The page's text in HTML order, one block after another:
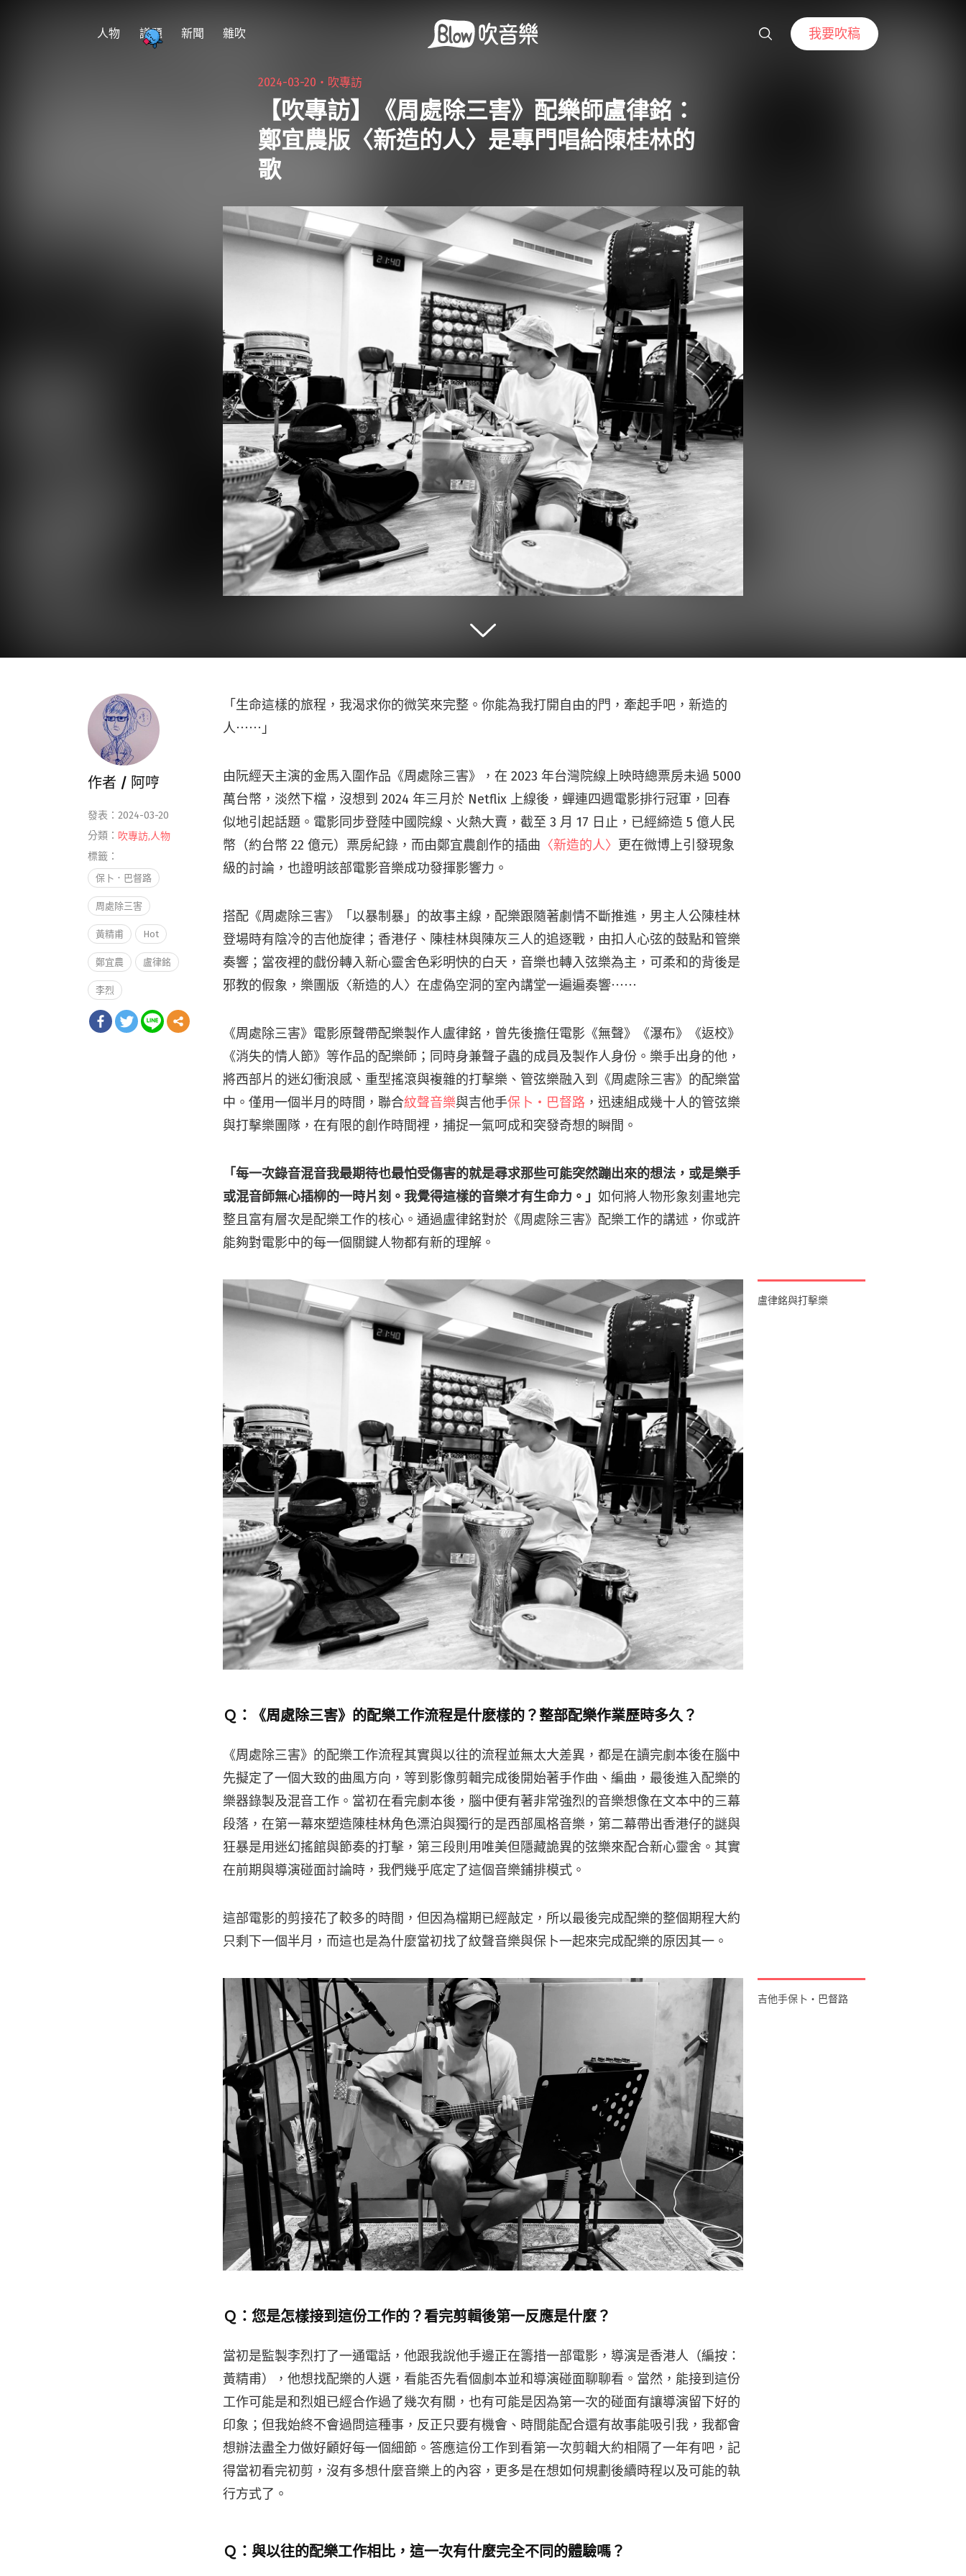
人物 議題 新聞 雜吹 我要吹稿
2024-03-20・ 吹專訪
【吹專訪】《周處除三害》配樂師盧律銘：
鄭宜農版〈新造的人〉是專門唱給陳桂林的
歌
「生命這樣的旅程，我渴求你的微笑來完整。你能為我打開自由的門，牽起手吧，新造的
人⋯⋯」
由阮經天主演的金馬入圍作品《周處除三害》，在 2023 年台灣院線上映時總票房未過 5000
萬台幣，淡然下檔，沒想到 2024 年三月於 Netflix 上線後，蟬連四週電影排行冠軍，回春
似地引起話題。電影同步登陸中國院線、火熱大賣，截至 3 月 17 日止，已經締造 5 億人民
幣（約台幣 22 億元）票房紀錄，而由鄭宜農創作的插曲 〈新造的人〉 更在微博上引發現象
級的討論，也證明該部電影音樂成功發揮影響力。
搭配《周處除三害》「以暴制暴」的故事主線，配樂跟隨著劇情不斷推進，男主人公陳桂林
登場時有陰冷的吉他旋律；香港仔、陳桂林與陳灰三人的追逐戰，由扣人心弦的鼓點和管樂
奏響；當夜裡的戲份轉入新心靈舍色彩明快的白天，音樂也轉入弦樂為主，可柔和的背後是
邪教的假象，樂團版〈新造的人〉在虛偽空洞的室內講堂一遍遍奏響⋯⋯
《周處除三害》電影原聲帶配樂製作人盧律銘，曾先後擔任電影《無聲》《瀑布》《返校》
《消失的情人節》等作品的配樂師；同時身兼聲子蟲的成員及製作人身份。樂手出身的他，
將西部片的迷幻衝浪感、重型搖滾與複雜的打擊樂、管弦樂融入到《周處除三害》的配樂當
中。僅用一個半月的時間，聯合紋聲音樂與吉他手保卜・巴督路 ，迅速組成幾十人的管弦樂
與打擊樂團隊，在有限的創作時間裡，捕捉一氣呵成和突發奇想的瞬間。
「每一次錄音混音我最期待也最怕受傷害的就是尋求那些可能突然蹦出來的想法，或是樂手
或混音師無心插柳的一時片刻。我覺得這樣的音樂才有生命力。」如何將人物形象刻畫地完
整且富有層次是配樂工作的核心。通過盧律銘對於《周處除三害》配樂工作的講述，你或許
能夠對電影中的每一個關鍵人物都有新的理解。
盧律銘與打擊樂
Ｑ：《周處除三害》的配樂工作流程是什麽樣的？整部配樂作業歷時多久？
《周處除三害》的配樂工作流程其實與以往的流程並無太大差異，都是在讀完劇本後在腦中
先擬定了一個大致的曲風方向，等到影像剪輯完成後開始著手作曲、編曲，最後進入配樂的
樂器錄製及混音工作。當初在看完劇本後，腦中便有著非常強烈的音樂想像在文本中的三幕
段落，在第一幕來塑造陳桂林角色漂泊與獨行的是西部風格音樂，第二幕帶出香港仔的謎與
狂暴是用迷幻搖館與節奏的打擊，第三段則用唯美但隱藏詭異的弦樂來配合新心靈舍。其實
在前期與導演碰面討論時，我們幾乎底定了這個音樂鋪排模式。
這部電影的剪接花了較多的時間，但因為檔期已經敲定，所以最後完成配樂的整個期程大約
只剩下一個半月，而這也是為什麼當初找了紋聲音樂與保卜一起來完成配樂的原因其一。
吉他手保卜・巴督路
Ｑ：您是怎樣接到這份工作的？看完剪輯後第一反應是什麼？
當初是監製李烈打了一通電話，他跟我說他手邊正在籌措一部電影，導演是香港人（編按：
黃精甫），他想找配樂的人選，看能否先看個劇本並和導演碰面聊聊看。當然，能接到這份
工作可能是和烈姐已經合作過了幾次有關，也有可能是因為第一次的碰面有讓導演留下好的
印象；但我始終不會過問這種事，反正只要有機會、時間能配合還有故事能吸引我，我都會
想辦法盡全力做好顧好每一個細節。答應這份工作到看第一次剪輯大約相隔了一年有吧，記
得當初看完初剪，沒有多想什麼音樂上的內容，更多是在想如何規劃後續時程以及可能的執
行方式了。
Ｑ：與以往的配樂工作相比，這一次有什麼完全不同的體驗嗎？
作者 / 阿哼
發表：2024-03-20
分類： 吹專訪,人物
標籤：
保卜．巴督路
周處除三害
黃精甫 Hot
鄭宜農 盧律銘
李烈